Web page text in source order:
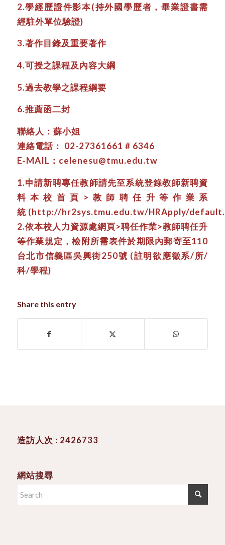
2.學經歷證件影本(持外國學歷者，畢業證書需
經駐外單位驗證)
3.著作目錄及重要著作
4.可授之課程及內容大綱
5.過去教學之課程綱要
6.推薦函二封
聯絡人：蘇小姐
連絡電話： 02-27361661 # 6346
E-MAIL：celenesu@tmu.edu.tw
1.申請新聘專任教師請先至系統登錄教師新聘資
料本校首頁>教師聘任升等作業系
統 (http://hr2sys.tmu.edu.tw/HRApply/
2.依本校人力資源處網頁>聘任作業>教師聘任升
等作業規定，檢附所需表件於期限內郵寄至110
台北市信義區吳興街250號 (註明欲應徵系/所/
科/學程)
Share this entry
造訪人次 : 2426733
網站搜尋